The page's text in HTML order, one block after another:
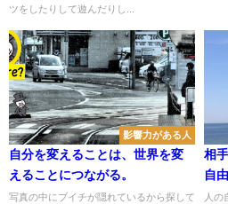
ツをしたりして遊んだりし...
影響力がある人
自分を変えることは、世界を変
えることにつながる。
写真の中にブイチが隠れているから探して
相
自
人の